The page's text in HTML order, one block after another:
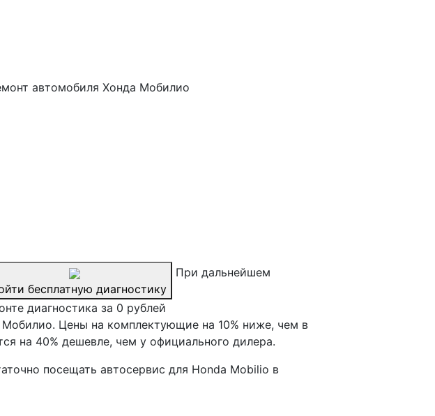
бесплатную диагностику
При дальнейшем
диагностика за 0 рублей
Цены на комплектующие на 10% ниже, чем в
на 40% дешевле, чем у официального дилера.
посещать автосервис для Honda Mobilio в